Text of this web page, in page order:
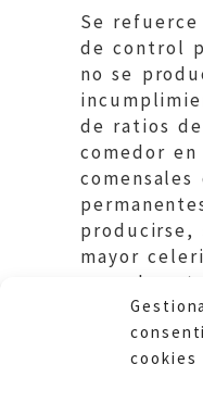
cookies
Se
de control
no se
de ratios
comedor
producirse,
mayor
que el
las